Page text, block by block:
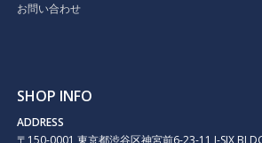
お問い合わせ
SHOP INFO
ADDRESS
〒150-0001 東京都渋谷区神宮前6-23-11 J-SIX